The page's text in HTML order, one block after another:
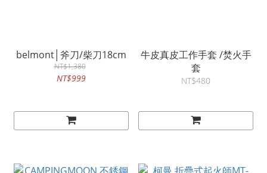
belmont│斧刀/柴刀18cm
NT$1,380
NT$999
牛皮真皮工作手套 /焚火手
套
NT$480